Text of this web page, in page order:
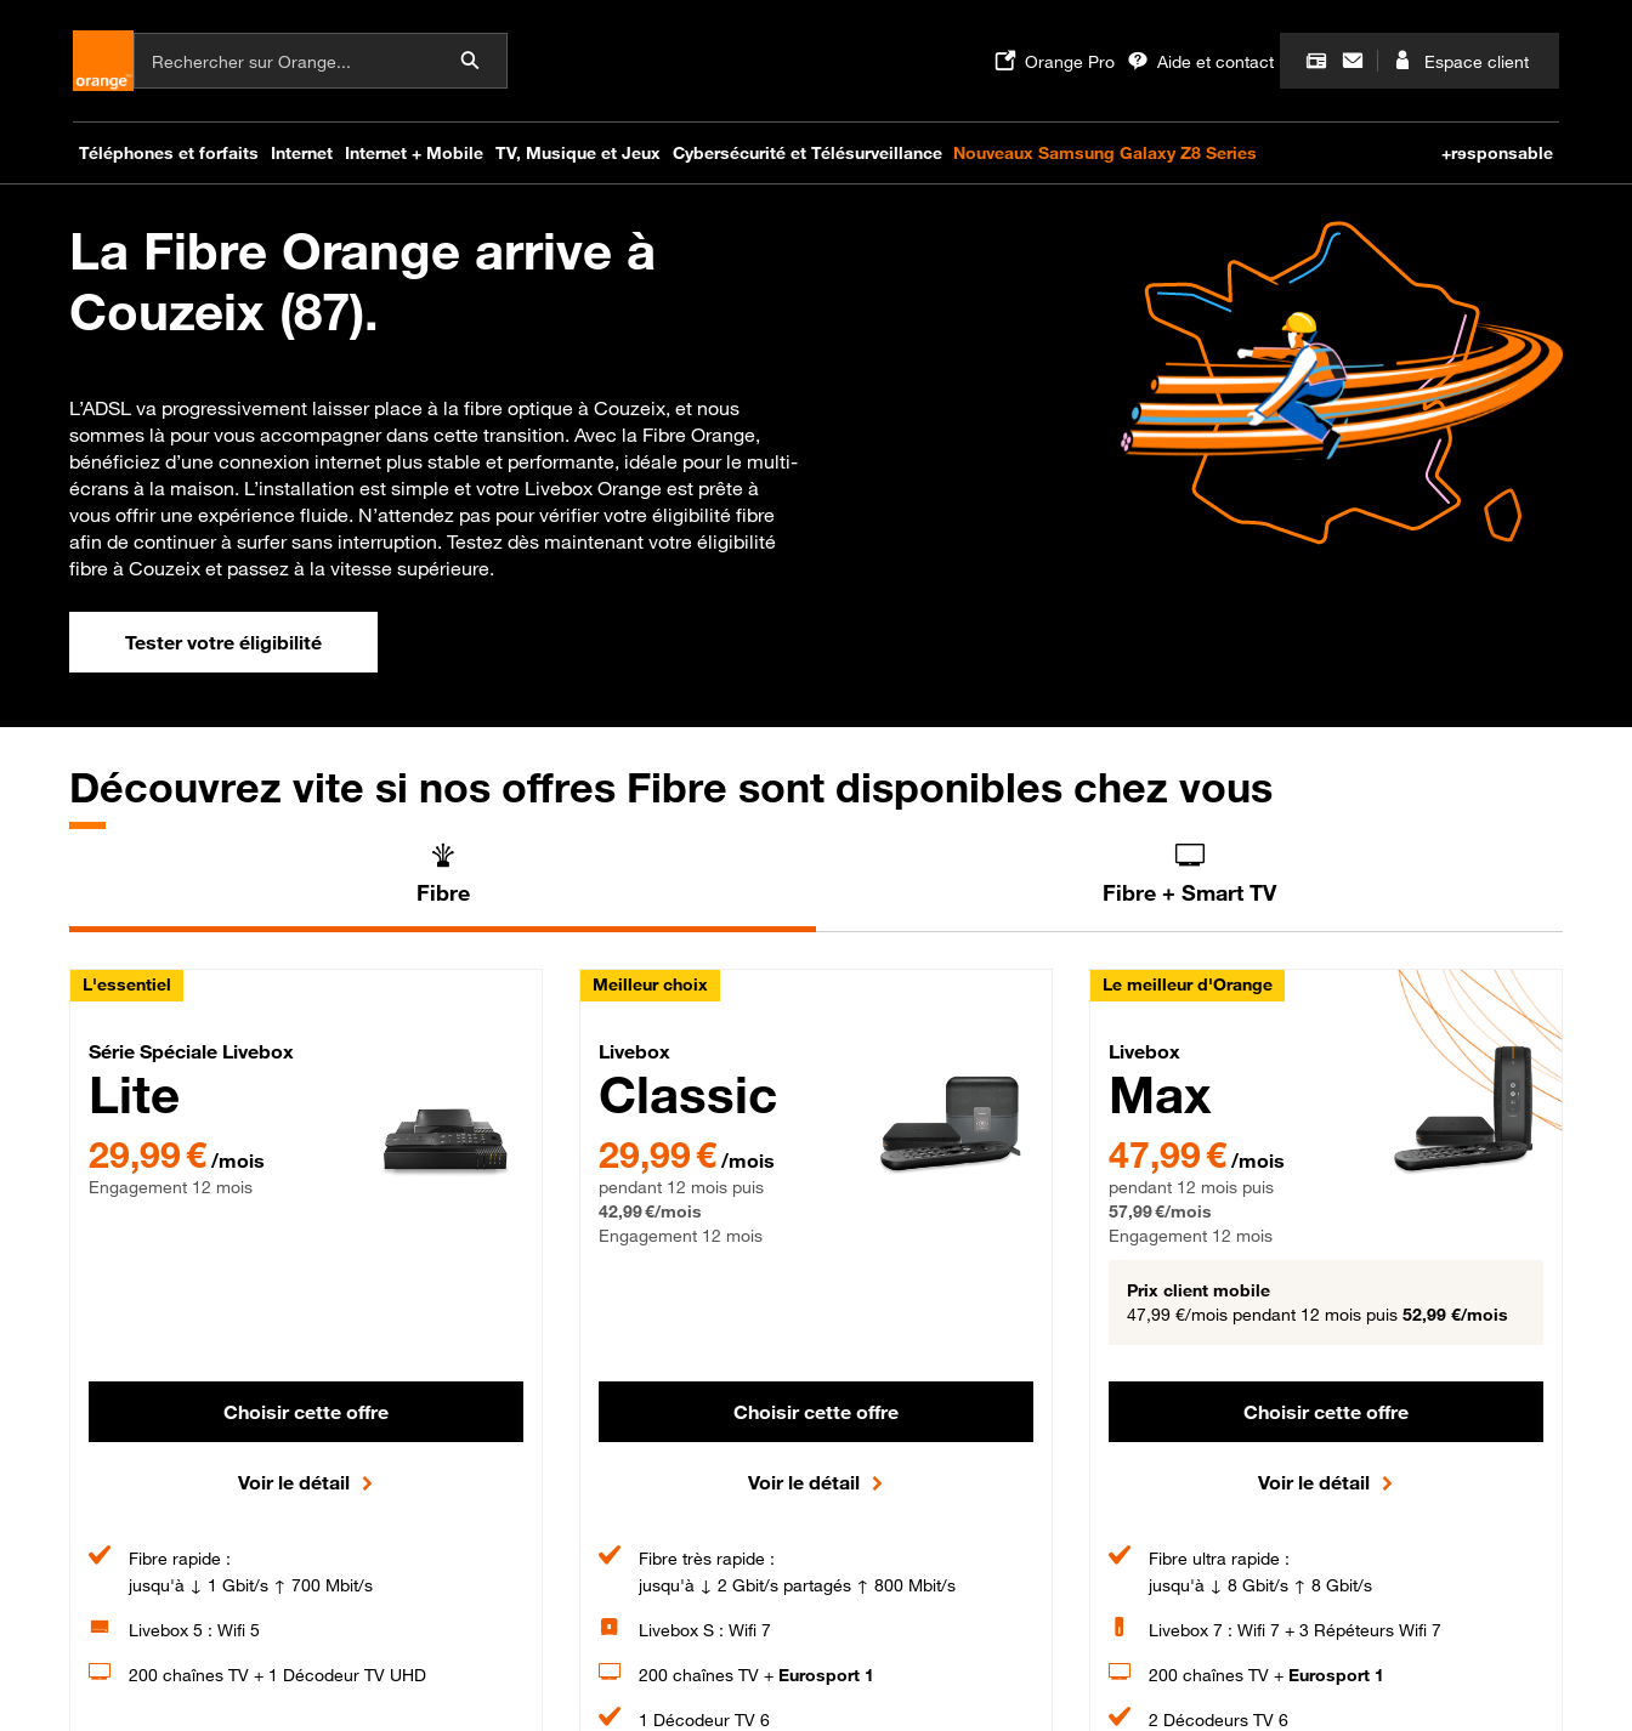
La Fibre Orange arrive à
Couzeix (87).
L’ADSL va progressivement laisser place à la fibre optique à Couzeix, et nous
sommes là pour vous accompagner dans cette transition. Avec la Fibre Orange,
bénéficiez d’une connexion internet plus stable et performante, idéale pour le multi-
écrans à la maison. L’installation est simple et votre Livebox Orange est prête à
vous offrir une expérience fluide. N’attendez pas pour vérifier votre éligibilité fibre
afin de continuer à surfer sans interruption. Testez dès maintenant votre éligibilité
fibre à Couzeix et passez à la vitesse supérieure.
Tester votre éligibilité
Découvrez vite si nos offres Fibre sont disponibles chez vous
Fibre Fibre + Smart TV
L'essentiel
Série Spéciale Livebox Lite Fibre
Série Spéciale Livebox
Lite
29,99 € par mois , Engagement 12 mois
29,99 € /mois
Engagement 12 mois
Choisir cette offre
Voir le détail
Fibre rapide :
jusqu'à ↓ 1 Gbit/s ↑ 700 Mbit/s
Livebox 5 : Wifi 5
200 chaînes TV + 1 Décodeur TV UHD
Meilleur choix
Livebox Classic Fibre
Livebox
Classic
29,99 € par mois pendant 12 mois puis 42,99 € par mois, Engagement 12 mois
29,99 € /mois
pendant 12 mois puis
42,99 €/mois
Engagement 12 mois
Choisir cette offre
Voir le détail
Fibre très rapide :
jusqu'à ↓ 2 Gbit/s partagés ↑ 800 Mbit/s
Livebox S : Wifi 7
200 chaînes TV + Eurosport 1
1 Décodeur TV 6
Le meilleur d'Orange
Livebox Max Fibre
Livebox
Max
47,99 € par mois pendant 12 mois puis 57,99 € par mois,
47,99 € /mois
pendant 12 mois puis
57,99 €/mois
Engagement 12 mois
Prix client mobile
47,99 €/mois pendant 12 mois puis 52,99 €/mois
Choisir cette offre
Voir le détail
Fibre ultra rapide :
jusqu'à ↓ 8 Gbit/s ↑ 8 Gbit/s
Livebox 7 : Wifi 7 + 3 Répéteurs Wifi 7
200 chaînes TV + Eurosport 1
2 Décodeurs TV 6